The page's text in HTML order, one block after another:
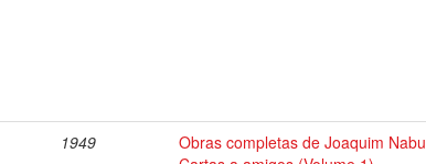
1949
Obras completas de Joaquim